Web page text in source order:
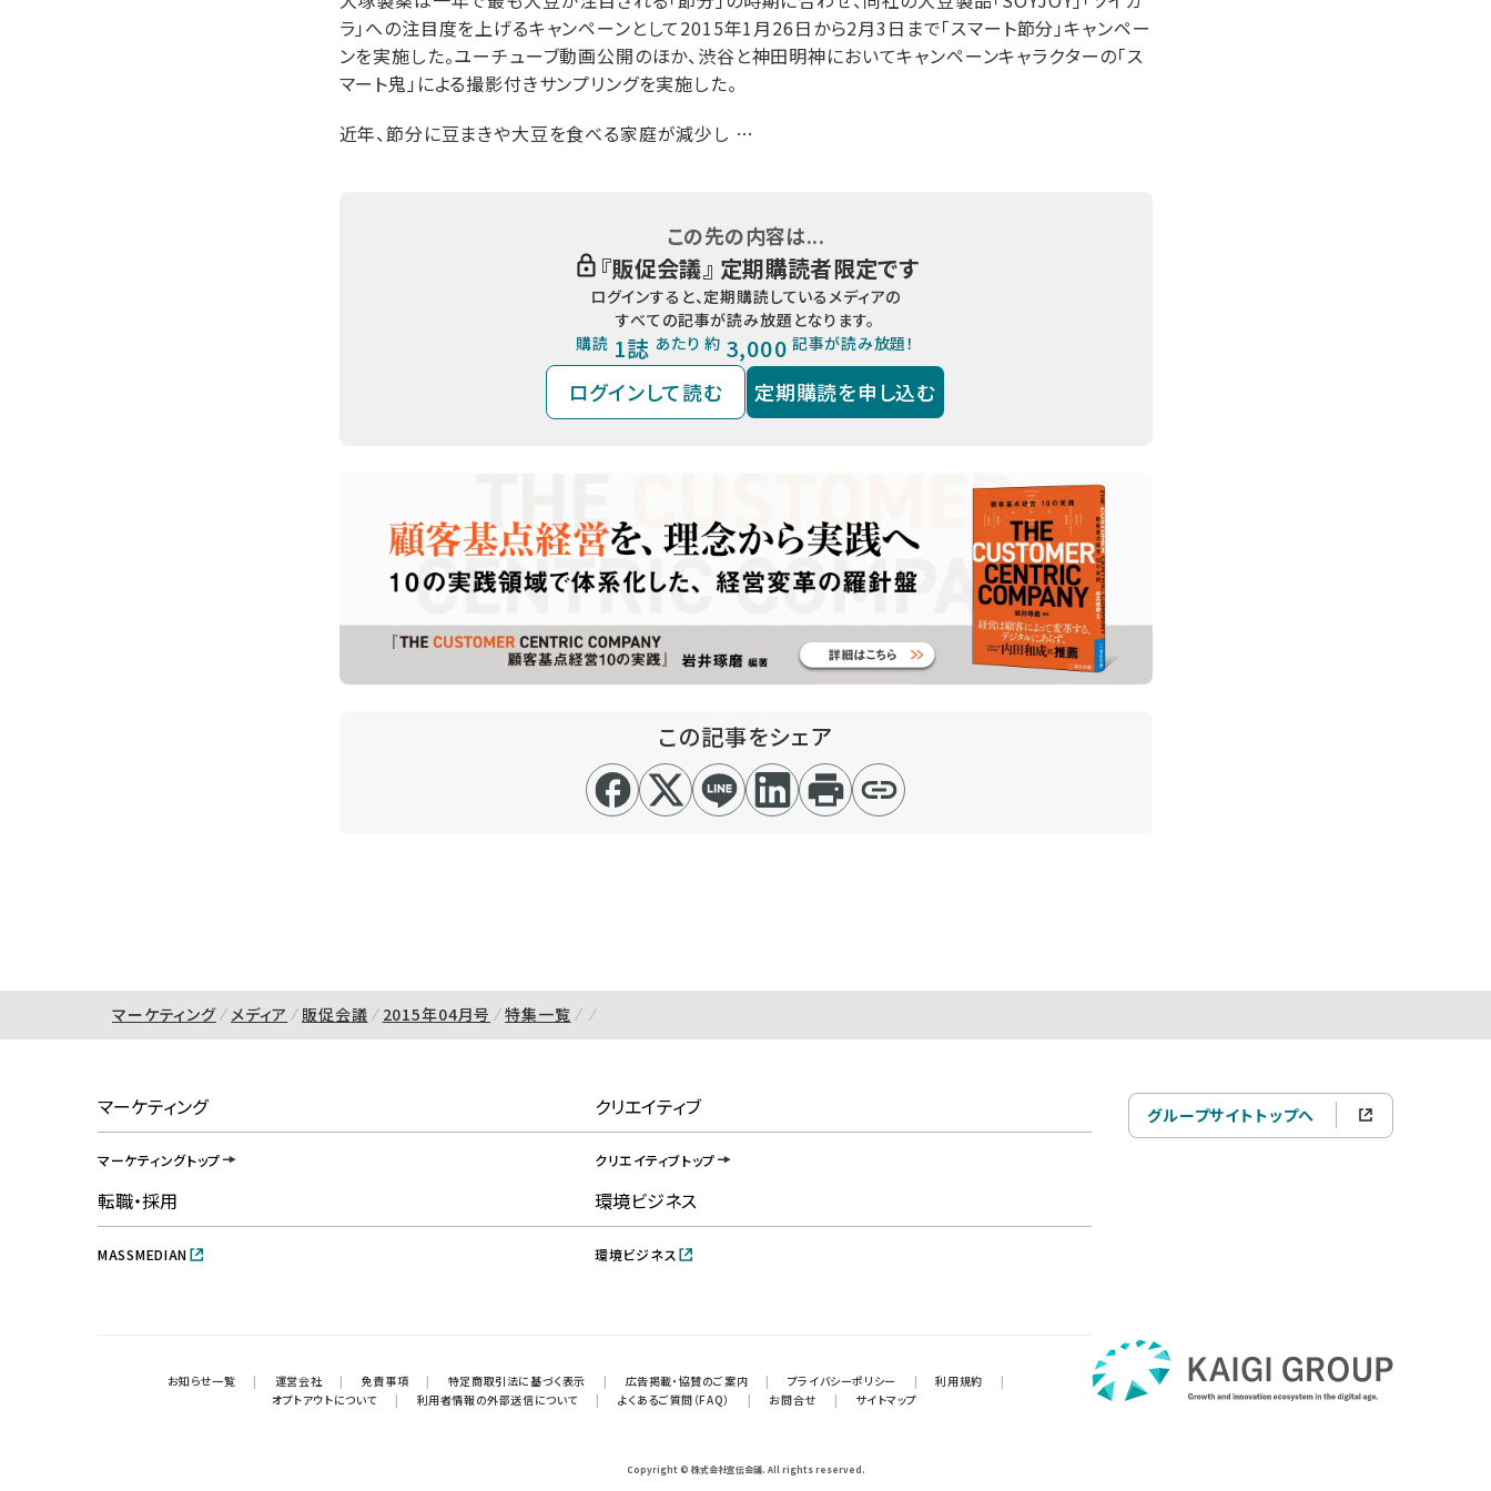
ラ」への注目度を上げるキャンペーンとして2015年1月26日から2月3日まで「スマート節分」キャンペー
ンを実施した。ユーチューブ動画公開のほか、渋谷と神田明神においてキャンペーンキャラクターの「ス
マート鬼」による撮影付きサンプリングを実施した。
近年、節分に豆まきや大豆を食べる家庭が減少し …
この先の内容は...
『販促会議』 定期購読者限定です
ログインすると、定期購読しているメディアの
すべての記事が読み放題となります。
購読 1誌 あたり 約 3,000 記事が読み放題！
ログインして読む 定期購読を申し込む
この記事をシェア
マーケティング メディア 販促会議 2015年04月号 特集一覧
マーケティング
マーケティングトップ
クリエイティブ
クリエイティブトップ
転職・採用
MASSMEDIAN
環境ビジネス
環境ビジネス
お知らせ一覧 | 運営会社 | 免責事項 | 特定商取引法に基づく表示 | 広告掲載・協賛のご案内 | プライバシーポリシー | 利用規約
|
オプトアウトについて
| 利用者情報の外部送信について | よくあるご質問（FAQ） | お問合せ | サイトマップ
グループサイトトップへ
Copyright © 株式会社宣伝会議. All rights reserved.